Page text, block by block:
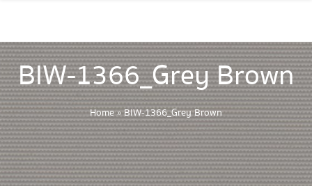
BIW-1366_Grey Brown
Home»BIW-1366_Grey Brown